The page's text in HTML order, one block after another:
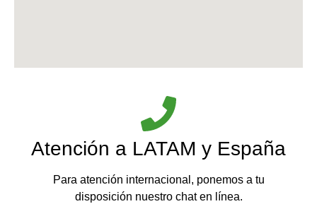
Atención a LATAM y España
Para atención internacional, ponemos a tu
disposición nuestro chat en línea.